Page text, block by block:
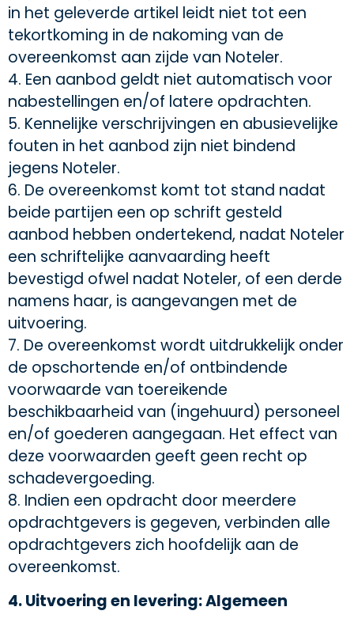
in het geleverde artikel leidt niet tot een
tekortkoming in de nakoming van de
overeenkomst aan zijde van Noteler.
4. Een aanbod geldt niet automatisch voor
nabestellingen en/of latere opdrachten.
5. Kennelijke verschrijvingen en abusievelijke
fouten in het aanbod zijn niet bindend
jegens Noteler.
6. De overeenkomst komt tot stand nadat
beide partijen een op schrift gesteld
aanbod hebben ondertekend, nadat Noteler
een schriftelijke aanvaarding heeft
bevestigd ofwel nadat Noteler, of een derde
namens haar, is aangevangen met de
uitvoering.
7. De overeenkomst wordt uitdrukkelijk onder
de opschortende en/of ontbindende
voorwaarde van toereikende
beschikbaarheid van (ingehuurd) personeel
en/of goederen aangegaan. Het effect van
deze voorwaarden geeft geen recht op
schadevergoeding.
8. Indien een opdracht door meerdere
opdrachtgevers is gegeven, verbinden alle
opdrachtgevers zich hoofdelijk aan de
overeenkomst.
4. Uitvoering en levering: Algemeen